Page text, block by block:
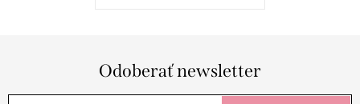
Odoberať newsletter